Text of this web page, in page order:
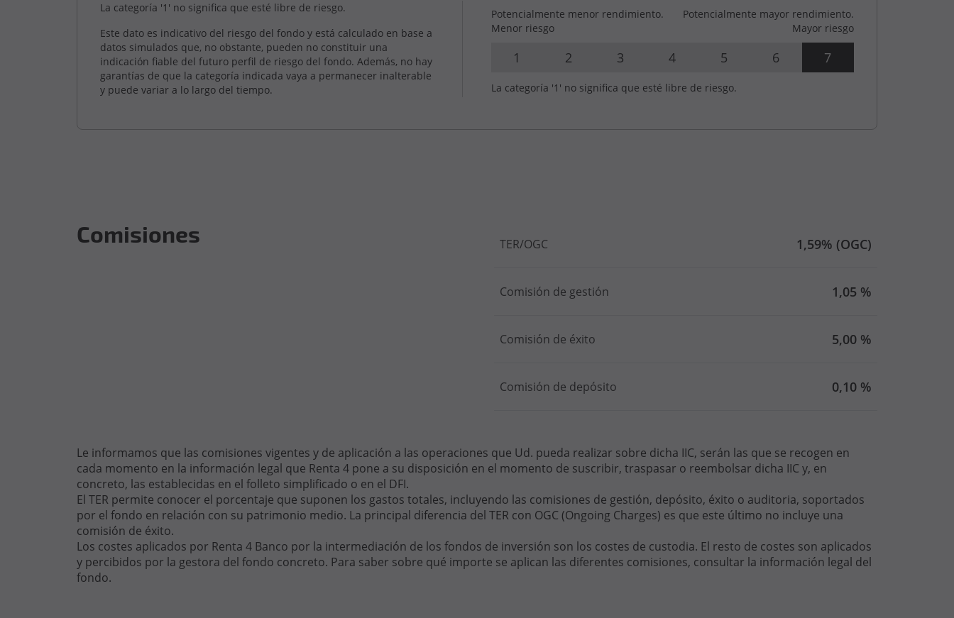
La categoría '1' no significa que esté libre de riesgo.
Este dato es indicativo del riesgo del fondo y está calculado en base a
datos simulados que, no obstante, pueden no constituir una
indicación fiable del futuro perfil de riesgo del fondo. Además, no hay
garantías de que la categoría indicada vaya a permanecer inalterable
y puede variar a lo largo del tiempo.
Potencialmente menor rendimiento.
Menor riesgo
Potencialmente mayor rendimiento.
Mayor riesgo
1 2 3 4 5 6 7
La categoría '1' no significa que esté libre de riesgo.
Comisiones TER/OGC 1,59% (OGC)
Comisión de gestión 1,05 %
Comisión de éxito 5,00 %
Comisión de depósito 0,10 %
Le informamos que las comisiones vigentes y de aplicación a las operaciones que Ud. pueda realizar sobre dicha IIC, serán las que se recogen en
cada momento en la información legal que Renta 4 pone a su disposición en el momento de suscribir, traspasar o reembolsar dicha IIC y, en
concreto, las establecidas en el folleto simplificado o en el DFI.
El TER permite conocer el porcentaje que suponen los gastos totales, incluyendo las comisiones de gestión, depósito, éxito o auditoria, soportados
por el fondo en relación con su patrimonio medio. La principal diferencia del TER con OGC (Ongoing Charges) es que este último no incluye una
comisión de éxito.
Los costes aplicados por Renta 4 Banco por la intermediación de los fondos de inversión son los costes de custodia. El resto de costes son aplicados
y percibidos por la gestora del fondo concreto. Para saber sobre qué importe se aplican las diferentes comisiones, consultar la información legal del
fondo.